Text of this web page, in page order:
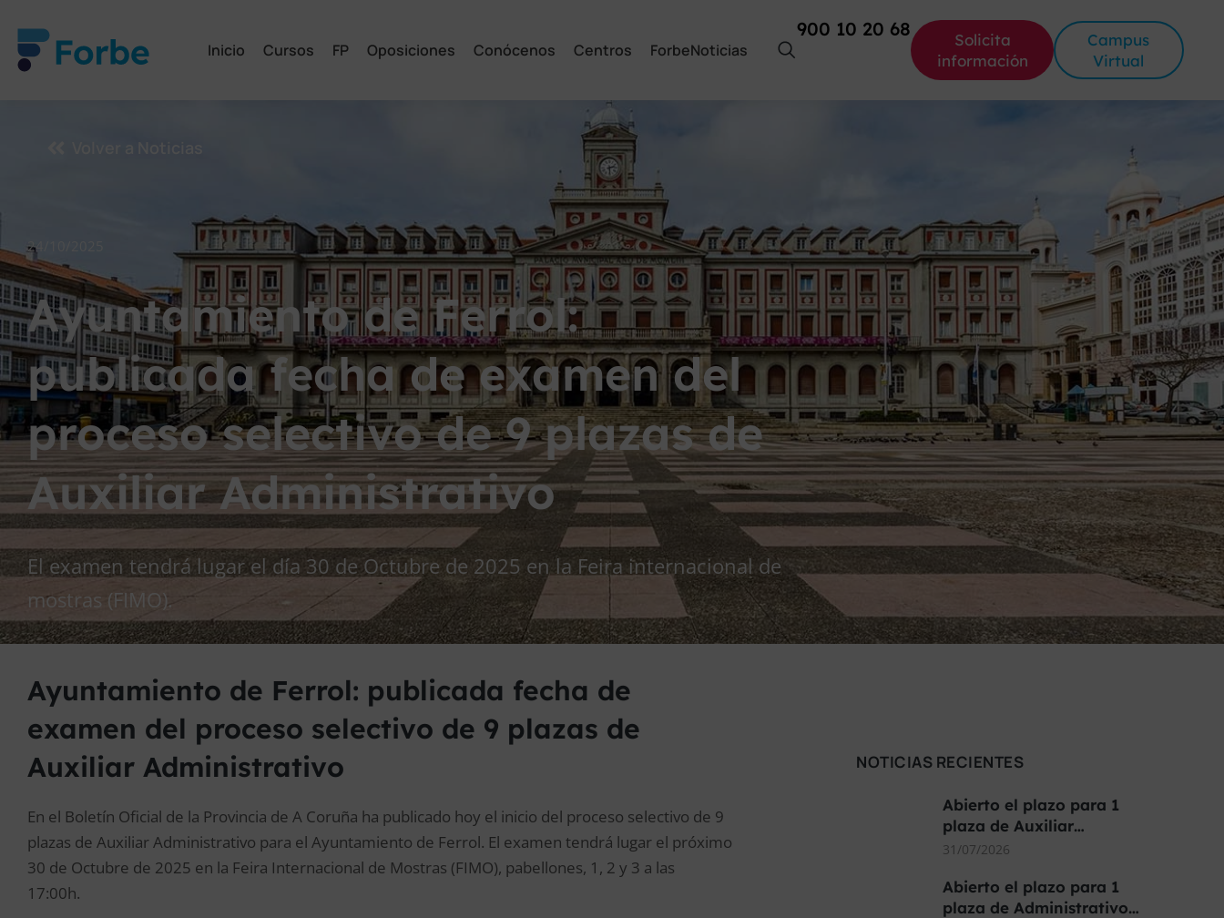
Inicio Cursos FP Oposiciones Conócenos Centros ForbeNoticias
900 10 20 68
Solicita
información
Campus
Virtual
24/10/2025
Ayuntamiento de Ferrol:
publicada fecha de examen del
proceso selectivo de 9 plazas de
Auxiliar Administrativo
El examen tendrá lugar el día 30 de Octubre de 2025 en la Feira internacional de
mostras (FIMO).
Ayuntamiento de Ferrol: publicada fecha de
examen del proceso selectivo de 9 plazas de
Auxiliar Administrativo
En el Boletín Oficial de la Provincia de A Coruña ha publicado hoy el inicio del proceso selectivo de 9
plazas de Auxiliar Administrativo para el Ayuntamiento de Ferrol. El examen tendrá lugar el próximo
30 de Octubre de 2025 en la Feira Internacional de Mostras (FIMO), pabellones, 1, 2 y 3 a las
17:00h.
NOTICIAS RECIENTES
Abierto el plazo para 1
plaza de Auxiliar…
31/07/2026
Abierto el plazo para 1
plaza de Administrativo…